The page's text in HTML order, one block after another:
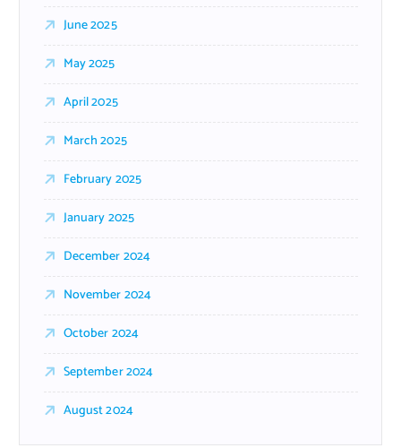
June 2025
May 2025
April 2025
March 2025
February 2025
January 2025
December 2024
November 2024
October 2024
September 2024
August 2024